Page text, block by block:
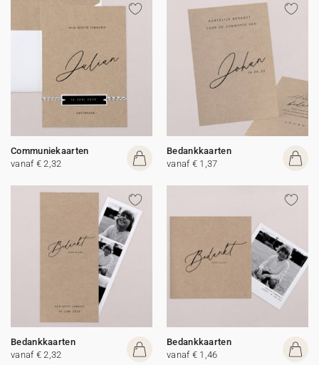
Communiekaarten
vanaf € 2,32
Bedankkaarten
vanaf € 1,37
Bedankkaarten
vanaf € 2,32
Bedankkaarten
vanaf € 1,46